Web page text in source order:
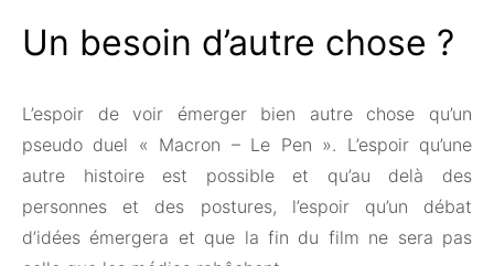
Un besoin d’autre chose ?
L’espoir de voir émerger bien autre chose qu’un
pseudo duel « Macron – Le Pen ». L’espoir qu’une
autre histoire est possible et qu’au delà des
personnes et des postures, l’espoir qu’un débat
d’idées émergera et que la fin du film ne sera pas